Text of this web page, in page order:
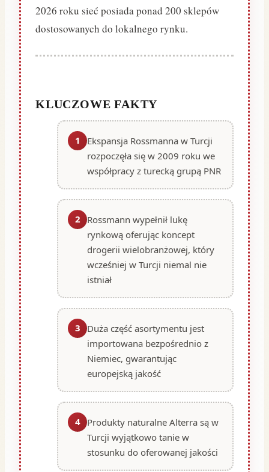
2026 roku sieć posiada ponad 200 sklepów
dostosowanych do lokalnego rynku.
KLUCZOWE FAKTY
1
Ekspansja Rossmanna w Turcji
rozpoczęła się w 2009 roku we
współpracy z turecką grupą PNR
2
Rossmann wypełnił lukę
rynkową oferując koncept
drogerii wielobranżowej, który
wcześniej w Turcji niemal nie
istniał
3
Duża część asortymentu jest
importowana bezpośrednio z
Niemiec, gwarantując
europejską jakość
4
Produkty naturalne Alterra są w
Turcji wyjątkowo tanie w
stosunku do oferowanej jakości